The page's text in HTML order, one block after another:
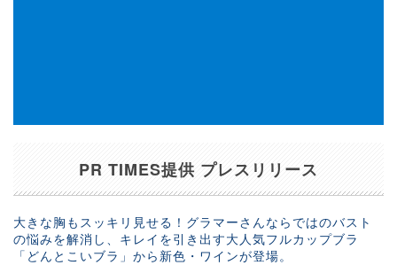
PR TIMES提供 プレスリリース
大きな胸もスッキリ見せる！グラマーさんならではのバスト
の悩みを解消し、キレイを引き出す大人気フルカップブラ
「どんとこいブラ」から新色・ワインが登場。